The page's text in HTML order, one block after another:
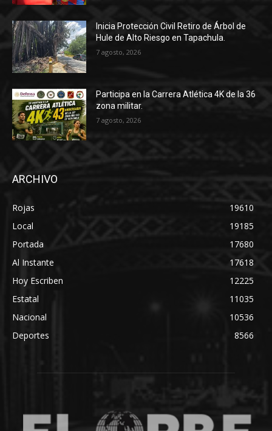
Inicia Protección Civil Retiro de Árbol de
Hule de Alto Riesgo en Tapachula.
7 agosto, 2026
Participa en la Carrera Atlética 4K de la 36
zona militar.
7 agosto, 2026
ARCHIVO
Rojas
19610
Local
19185
Portada
17680
Al Instante
17618
Hoy Escriben
12225
Estatal
11035
Nacional
10536
Deportes
8566